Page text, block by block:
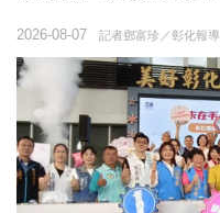
記者鄧富珍／彰化報導
2026-08-07